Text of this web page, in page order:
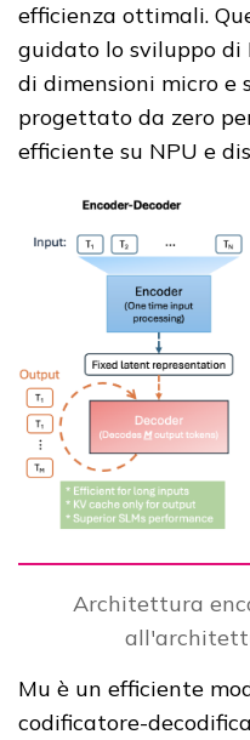
efficienza ottimali.
guidato lo sviluppo di
di dimensioni micro e
progettato da zero
efficiente su NPU e
Architettura
Mu è un efficiente
codificatore-